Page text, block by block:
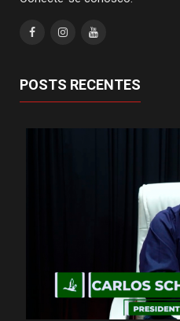
POSTS RECENTES